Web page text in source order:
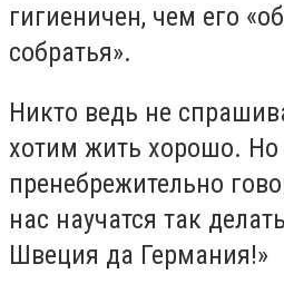
гигиеничен, чем его
собратья».
Никто ведь не
хотим жить хорошо. Но
пренебрежительно
нас научатся так
Швеция да Германия!»